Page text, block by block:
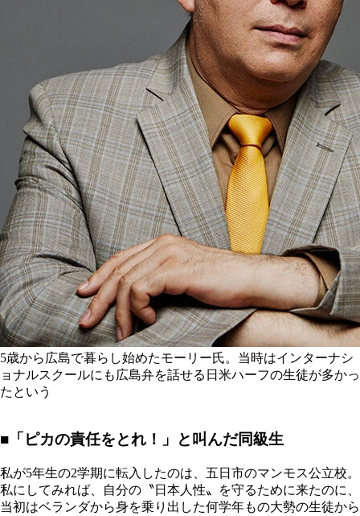
5歳から広島で暮らし始めたモーリー氏。当時はインターナシ
ョナルスクールにも広島弁を話せる日米ハーフの生徒が多かっ
たという
■「ピカの責任をとれ！」と叫んだ同級生
私が5年生の2学期に転入したのは、五日市のマンモス公立校。
私にしてみれば、自分の〝日本人性〟を守るために来たのに、
当初はベランダから身を乗り出した何学年もの大勢の生徒から